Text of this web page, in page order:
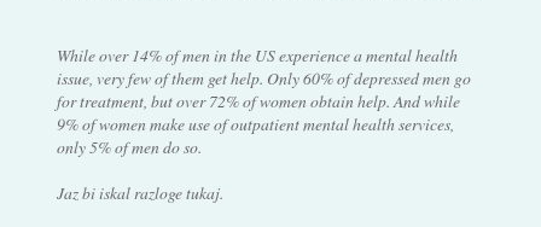
While over 14% of men in the US experience a mental health
issue, very few of them get help. Only 60% of depressed men go
for treatment, but over 72% of women obtain help. And while
9% of women make use of outpatient mental health services,
only 5% of men do so.
Jaz bi iskal razloge tukaj.